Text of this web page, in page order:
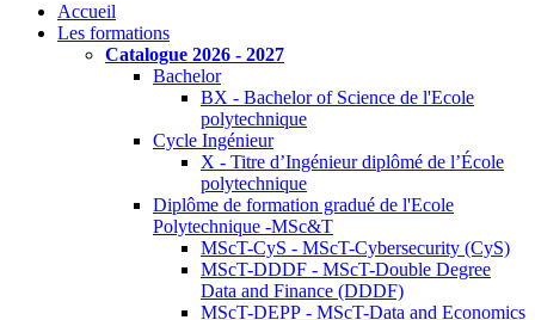
Accueil
Les formations
Catalogue 2026 - 2027
Bachelor
BX - Bachelor of Science de l'Ecole
polytechnique
Cycle Ingénieur
X - Titre d’Ingénieur diplômé de l’École
polytechnique
Diplôme de formation gradué de l'Ecole
Polytechnique -MSc&T
MScT-CyS - MScT-Cybersecurity (CyS)
MScT-DDDF - MScT-Double Degree
Data and Finance (DDDF)
MScT-DEPP - MScT-Data and Economics